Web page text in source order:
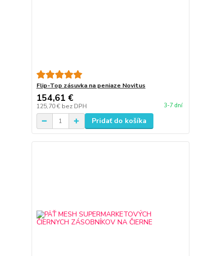
Flip-Top zásuvka na peniaze Novitus
154,61 €
125,70 € bez DPH 3-7 dní
Pridať do košíka